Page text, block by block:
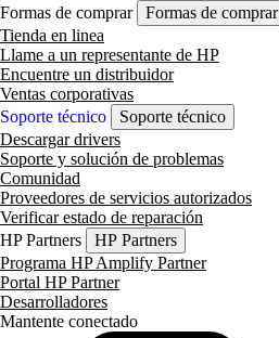
Formas de comprar
Formas de comprar
Tienda en linea
Llame a un representante de HP
Encuentre un distribuidor
Ventas corporativas
Soporte técnico
Soporte técnico
Descargar drivers
Soporte y solución de problemas
Comunidad
Proveedores de servicios autorizados
Verificar estado de reparación
HP Partners
HP Partners
Programa HP Amplify Partner
Portal HP Partner
Desarrolladores
Mantente conectado